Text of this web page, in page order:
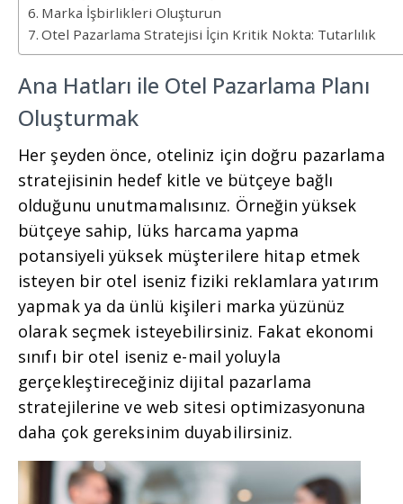
Marka İşbirlikleri Oluşturun
Otel Pazarlama Stratejisi İçin Kritik Nokta: Tutarlılık
Ana Hatları ile Otel Pazarlama Planı
Oluşturmak
Her şeyden önce, oteliniz için doğru pazarlama
stratejisinin hedef kitle ve bütçeye bağlı
olduğunu unutmamalısınız. Örneğin yüksek
bütçeye sahip, lüks harcama yapma
potansiyeli yüksek müşterilere hitap etmek
isteyen bir otel iseniz fiziki reklamlara yatırım
yapmak ya da ünlü kişileri marka yüzünüz
olarak seçmek isteyebilirsiniz. Fakat ekonomi
sınıfı bir otel iseniz e-mail yoluyla
gerçekleştireceğiniz dijital pazarlama
stratejilerine ve web sitesi optimizasyonuna
daha çok gereksinim duyabilirsiniz.